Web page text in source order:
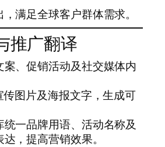
满足全球客户群体需求。
推广翻译
案、促销活动及社交媒体内
传图片及海报文字，生成可
一品牌用语、活动名称及
，提高营销效果。